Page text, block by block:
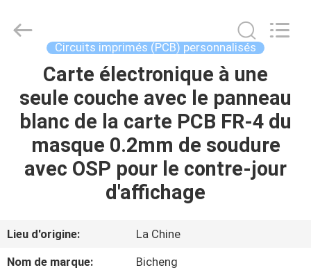
LA
MAISON
PRODUITS
À
Electronics
Technology
Circuits imprimés (PCB) personnalisés
Carte électronique à une
seule couche avec le panneau
blanc de la carte PCB FR-4 du
masque 0.2mm de soudure
avec OSP pour le contre-jour
d'affichage
Lieu d'origine:
La Chine
Nom de marque:
Bicheng